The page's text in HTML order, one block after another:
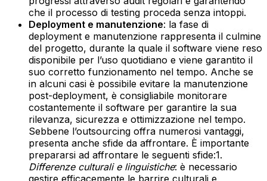
che il processo di testing proceda senza intoppi.‍
Deployment e manutenzione: la fase di
deployment e manutenzione rappresenta il culmine
del progetto, durante la quale il software viene reso
disponibile per l’uso quotidiano e viene garantito il
suo corretto funzionamento nel tempo. Anche se
in alcuni casi è possibile evitare la manutenzione
post-deployment, è consigliabile monitorare
costantemente il software per garantire la sua
rilevanza, sicurezza e ottimizzazione nel tempo.
Sebbene l’outsourcing offra numerosi vantaggi,
presenta anche sfide da affrontare. È importante
prepararsi ad affrontare le seguenti sfide:‍1.
Differenze culturali e linguistiche: è necessario
gestire efficacemente le barrire culturali e